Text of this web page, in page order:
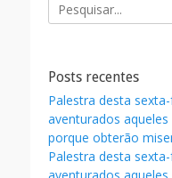
b
o
k
er l
por:
Posts recentes
Palestra desta
aventurados aqueles
porque obterão
Palestra desta
aventurados